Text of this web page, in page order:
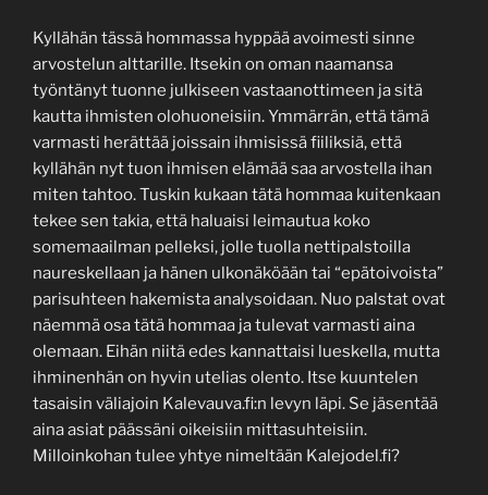
Kyllähän tässä hommassa hyppää avoimesti sinne
arvostelun alttarille. Itsekin on oman naamansa
työntänyt tuonne julkiseen vastaanottimeen ja sitä
kautta ihmisten olohuoneisiin. Ymmärrän, että tämä
varmasti herättää joissain ihmisissä fiiliksiä, että
kyllähän nyt tuon ihmisen elämää saa arvostella ihan
miten tahtoo. Tuskin kukaan tätä hommaa kuitenkaan
tekee sen takia, että haluaisi leimautua koko
somemaailman pelleksi, jolle tuolla nettipalstoilla
naureskellaan ja hänen ulkonäköään tai “epätoivoista”
parisuhteen hakemista analysoidaan. Nuo palstat ovat
näemmä osa tätä hommaa ja tulevat varmasti aina
olemaan. Eihän niitä edes kannattaisi lueskella, mutta
ihminenhän on hyvin utelias olento. Itse kuuntelen
tasaisin väliajoin Kalevauva.fi:n levyn läpi. Se jäsentää
aina asiat päässäni oikeisiin mittasuhteisiin.
Milloinkohan tulee yhtye nimeltään Kalejodel.fi?